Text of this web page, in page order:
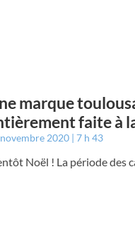
marque
faite à
2020 7 h 43
Noël ! La période des